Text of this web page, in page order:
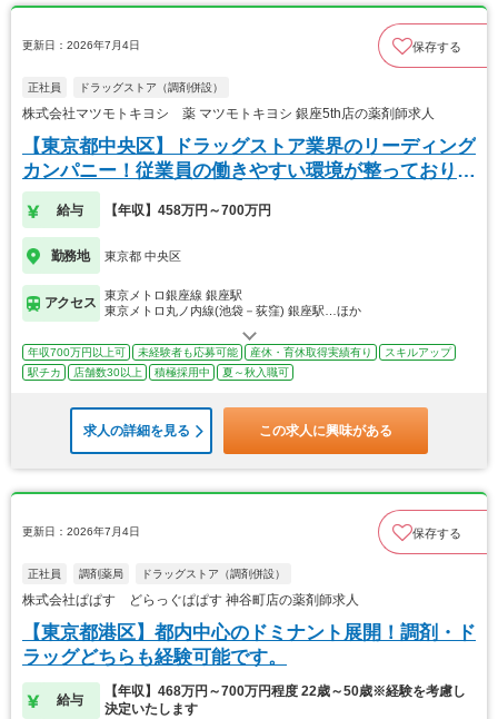
更新日：2026年7月4日 保存する
正社員 ドラッグストア（調剤併設）
株式会社マツモトキヨシ 薬 マツモトキヨシ 銀座5th店の薬剤師求人
【東京都中央区】ドラッグストア業界のリーディング
カンパニー！従業員の働きやすい環境が整っておりま
す！
給与 【年収】458万円～700万円
勤務地 東京都 中央区
アクセス
東京メトロ銀座線 銀座駅
東京メトロ丸ノ内線(池袋－荻窪) 銀座駅…ほか
年収700万円以上可 未経験者も応募可能 産休・育休取得実績有り
スキルアップ
駅チカ
店舗数30以上 積極採用中 夏～秋入職可
求人の詳細を見る この求人に興味がある
更新日：2026年7月4日 保存する
正社員 調剤薬局 ドラッグストア（調剤併設）
株式会社ぱぱす どらっぐぱぱす 神谷町店の薬剤師求人
【東京都港区】都内中心のドミナント展開！調剤・ド
ラッグどちらも経験可能です。
給与
【年収】468万円～700万円程度 22歳～50歳※経験を考慮し
決定いたします